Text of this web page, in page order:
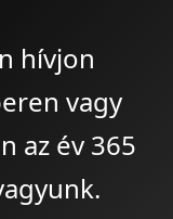
hívjon
vagy
az év 365